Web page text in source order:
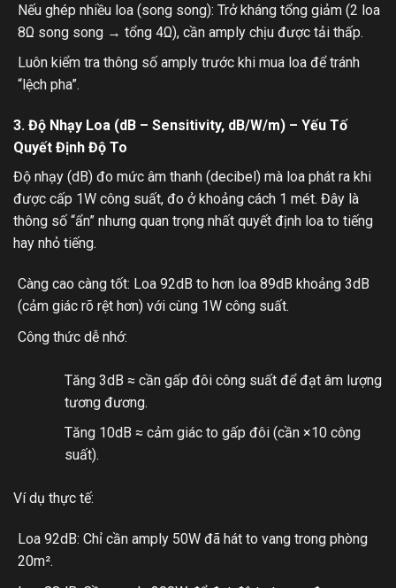
Nếu ghép nhiều loa (song song): Trở kháng tổng giảm (2 loa
8Ω song song → tổng 4Ω), cần amply chịu được tải thấp.
Luôn kiểm tra thông số amply trước khi mua loa để tránh
“lệch pha”.
3. Độ Nhạy Loa (dB – Sensitivity, dB/W/m) – Yếu Tố
Quyết Định Độ To
Độ nhạy (dB) đo mức âm thanh (decibel) mà loa phát ra khi
được cấp 1W công suất, đo ở khoảng cách 1 mét. Đây là
thông số “ẩn” nhưng quan trọng nhất quyết định loa to tiếng
hay nhỏ tiếng.
Càng cao càng tốt: Loa 92dB to hơn loa 89dB khoảng 3dB
(cảm giác rõ rệt hơn) với cùng 1W công suất.
Công thức dễ nhớ:
Tăng 3dB ≈ cần gấp đôi công suất để đạt âm lượng
tương đương.
Tăng 10dB ≈ cảm giác to gấp đôi (cần ×10 công
suất).
Ví dụ thực tế:
Loa 92dB: Chỉ cần amply 50W đã hát to vang trong phòng
20m².